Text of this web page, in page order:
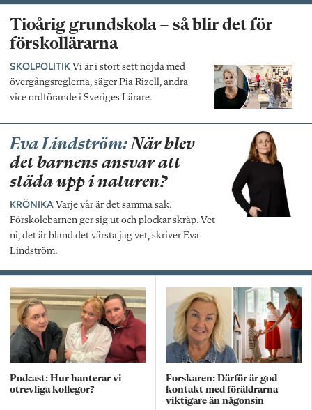
Tioårig grundskola – så blir det för
förskollärarna
SKOLPOLITIK Vi är i stort sett nöjda med
övergångsreglerna, säger Pia Rizell, andra
vice ordförande i Sveriges Lärare.
Eva Lindström:När blev
det barnens ansvar att
städa upp i naturen?
KRÖNIKA Varje vår är det samma sak.
Förskolebarnen ger sig ut och plockar skräp. Vet
ni, det är bland det värsta jag vet, skriver Eva
Lindström.
Podcast: Hur hanterar vi
otrevliga kollegor?
Forskaren: Därför är god
kontakt med föräldrarna
viktigare än någonsin